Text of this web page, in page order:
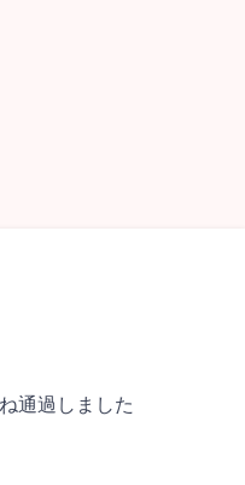
通過しました